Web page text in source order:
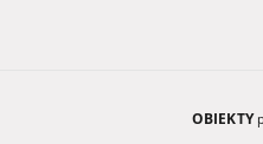
OBIEKTY